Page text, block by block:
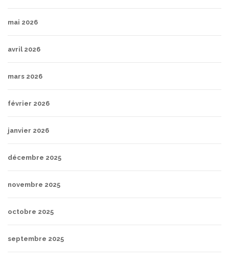
mai 2026
avril 2026
mars 2026
février 2026
janvier 2026
décembre 2025
novembre 2025
octobre 2025
septembre 2025